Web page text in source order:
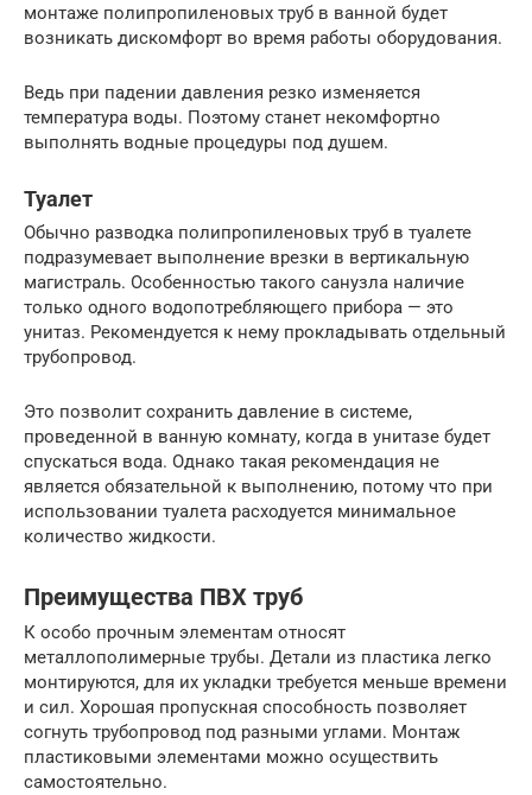
монтаже полипропиленовых труб в ванной будет
возникать дискомфорт во время работы оборудования.
Ведь при падении давления резко изменяется
температура воды. Поэтому станет некомфортно
выполнять водные процедуры под душем.
Туалет
Обычно разводка полипропиленовых труб в туалете
подразумевает выполнение врезки в вертикальную
магистраль. Особенностью такого санузла наличие
только одного водопотребляющего прибора — это
унитаз. Рекомендуется к нему прокладывать отдельный
трубопровод.
Это позволит сохранить давление в системе,
проведенной в ванную комнату, когда в унитазе будет
спускаться вода. Однако такая рекомендация не
является обязательной к выполнению, потому что при
использовании туалета расходуется минимальное
количество жидкости.
Преимущества ПВХ труб
К особо прочным элементам относят
металлополимерные трубы. Детали из пластика легко
монтируются, для их укладки требуется меньше времени
и сил. Хорошая пропускная способность позволяет
согнуть трубопровод под разными углами. Монтаж
пластиковыми элементами можно осуществить
самостоятельно.